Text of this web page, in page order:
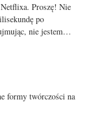
Proszę! Nie
po
nie jestem…
formy twórczości na